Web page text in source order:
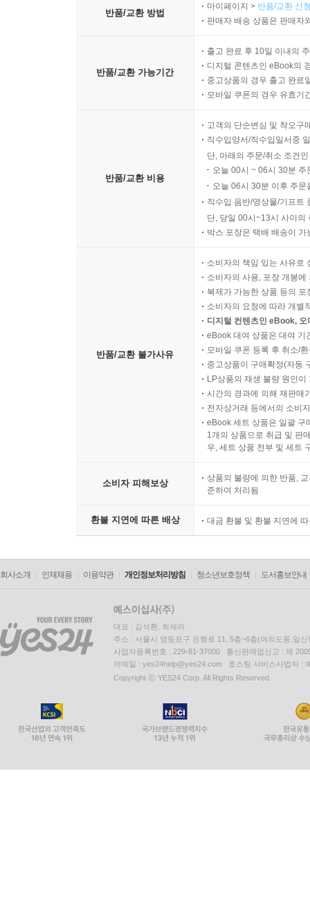
반품/교환 방법
마이페이지 > 반품/교환 신
판매자 배송 상품은 판매자
반품/교환 가능기간
출고 완료 후 10일 이내의
디지털 콘텐츠인 eBook의
중고상품의 경우 출고 완료
모바일 쿠폰의 경우 유효기
반품/교환 비용
고객의 단순변심 및 착오구
직수입양서/직수입일서중
단, 아래의 주문/취소 조건
오늘 00시 ~ 06시 30분
오늘 06시 30분 이후 주
직수입 음반/영상물/기프트
단, 당일 00시~13시 사이의
박스 포장은 택배 배송이
반품/교환 불가사유
소비자의 책임 있는 사유로
소비자의 사용, 포장 개봉
복제가 가능한 상품 등의
소비자의 요청에 따라 개별
디지털 컨텐츠인 eBook,
eBook 대여 상품은 대여 기
모바일 쿠폰 등록 후 취소/
중고상품이 구매확정(자동
LP상품의 재생 불량 원인
시간의 경과에 의해 재판매
전자상거래 등에서의 소비
eBook 세트 상품은 일괄 구
1개의 상품으로 취급 및 판
우, 세트 상품 전부 및 세트
소비자 피해보상
상품의 불량에 의한 반품,
준하여 처리됨
환불 지연에 따른 배상 대금 환불 및 환불 지연에
회사소개 인재채용 이용약관 개인정보처리방침 청소년보호정책 도서홍보안내
대표 : 김석환, 최세라
주소 : 서울시 영등포구 은행로 11, 5층~6층(여의도동,일신
사업자등록번호 : 229-81-37000 통신판매업신고 : 제
이메일 : yes24help@yes24.com 호스팅 서비스사업자 :
Copyright ⓒ YES24 Corp. All Rights Reserved.